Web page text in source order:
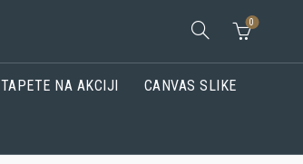
0
TAPETE NA AKCIJI CANVAS SLIKE